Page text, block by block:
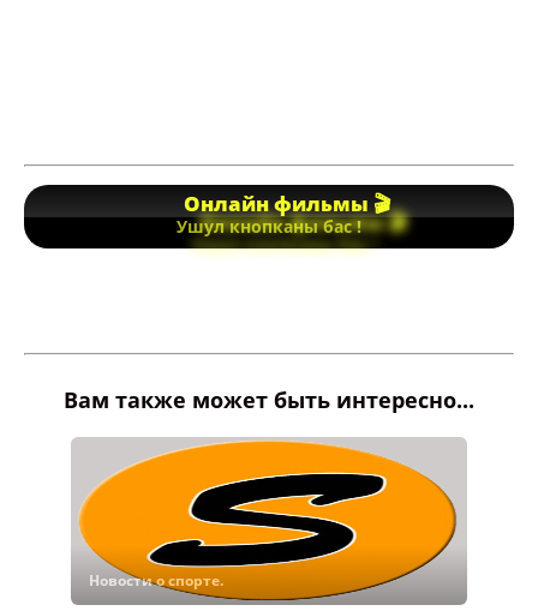
Онлайн фильмы 🎬
Ушул кнопканы бас !
Вам также может быть интересно...
Новости о спорте.